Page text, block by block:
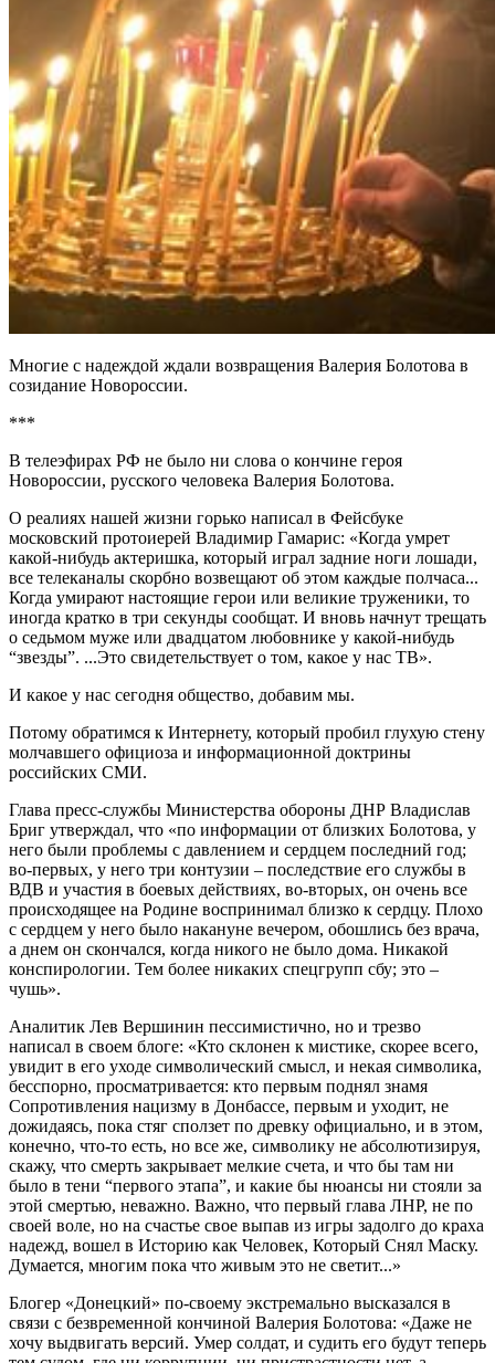
Многие с надеждой ждали возвращения Валерия Болотова в
созидание Новороссии.
***
В телеэфирах РФ не было ни слова о кончине героя
Новороссии, русского человека Валерия Болотова.
О реалиях нашей жизни горько написал в Фейсбуке
московский протоиерей Владимир Гамарис: «Когда умрет
какой-нибудь актеришка, который играл задние ноги лошади,
все телеканалы скорбно возвещают об этом каждые полчаса...
Когда умирают настоящие герои или великие труженики, то
иногда кратко в три секунды сообщат. И вновь начнут трещать
о седьмом муже или двадцатом любовнике у какой-нибудь
“звезды”. ...Это свидетельствует о том, какое у нас ТВ».
И какое у нас сегодня общество, добавим мы.
Потому обратимся к Интернету, который пробил глухую стену
молчавшего официоза и информационной доктрины
российских СМИ.
Глава пресс-службы Министерства обороны ДНР Владислав
Бриг утверждал, что «по информации от близких Болотова, у
него были проблемы с давлением и сердцем последний год;
во-первых, у него три контузии – последствие его службы в
ВДВ и участия в боевых действиях, во-вторых, он очень все
происходящее на Родине воспринимал близко к сердцу. Плохо
с сердцем у него было накануне вечером, обошлись без врача,
а днем он скончался, когда никого не было дома. Никакой
конспирологии. Тем более никаких спецгрупп сбу; это –
чушь».
Аналитик Лев Вершинин пессимистично, но и трезво
написал в своем блоге: «Кто склонен к мистике, скорее всего,
увидит в его уходе символический смысл, и некая символика,
бесспорно, просматривается: кто первым поднял знамя
Сопротивления нацизму в Донбассе, первым и уходит, не
дожидаясь, пока стяг сползет по древку официально, и в этом,
конечно, что-то есть, но все же, символику не абсолютизируя,
скажу, что смерть закрывает мелкие счета, и что бы там ни
было в тени “первого этапа”, и какие бы нюансы ни стояли за
этой смертью, неважно. Важно, что первый глава ЛНР, не по
своей воле, но на счастье свое выпав из игры задолго до краха
надежд, вошел в Историю как Человек, Который Снял Маску.
Думается, многим пока что живым это не светит...»
Блогер «Донецкий» по-своему экстремально высказался в
связи с безвременной кончиной Валерия Болотова: «Даже не
хочу выдвигать версий. Умер солдат, и судить его будут теперь